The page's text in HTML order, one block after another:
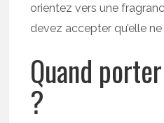
orientez vers une
devez accepter qu’elle
Quand
?